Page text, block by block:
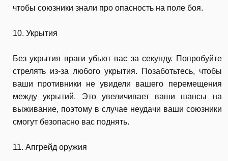
чтобы союзники знали про опасность на поле боя.
10. Укрытия
Без укрытия враги убьют вас за секунду. Попробуйте
стрелять из-за любого укрытия. Позаботьтесь, чтобы
ваши противники не увидели вашего перемещения
между укрытий. Это увеличивает ваши шансы на
выживание, поэтому в случае неудачи ваши союзники
смогут безопасно вас поднять.
11. Апгрейд оружия